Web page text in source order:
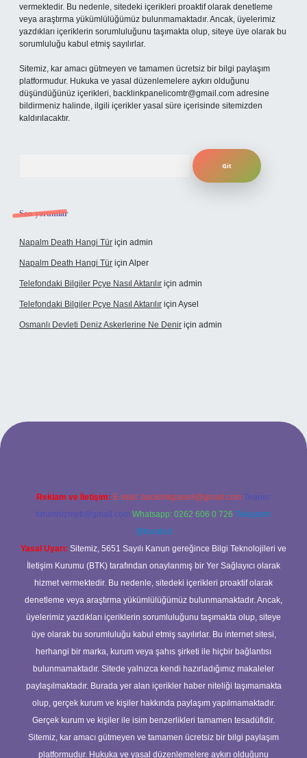
vermektedir. Bu nedenle, sitedeki içerikleri proaktif olarak denetleme
veya araştırma yükümlülüğümüz bulunmamaktadır. Ancak, üyelerimiz
yazdıkları içeriklerin sorumluluğunu taşımakta olup, siteye üye olarak bu
sorumluluğu kabul etmiş sayılırlar.
Sitemiz, kar amacı gütmeyen ve tamamen ücretsiz bir bilgi paylaşım
platformudur. Hukuka ve yasal düzenlemelere aykırı olduğunu
düşündüğünüz içerikleri, backlinkpanelicomtr@gmail.com adresine
bildirmeniz halinde, ilgili içerikler yasal süre içerisinde sitemizden
kaldırılacaktır.
Son yorumlar
Napalm Death Hangi Tür için admin
Napalm Death Hangi Tür için Alper
Telefondaki Bilgiler Pcye Nasıl Aktarılır için admin
Telefondaki Bilgiler Pcye Nasıl Aktarılır için Aysel
Osmanlı Devleti Deniz Askerlerine Ne Denir için admin
giriş
Reklam ve İletişim: E-mail: backlinkpaneli@gmail.com Teams:
forumhizmeti@gmail.com Whatsapp: 0262 606 0 726 Telegram:
@karabul
Yasal Uyarı: Sitemiz, 5651 Sayılı Kanun gereğince Bilgi Teknolojileri ve
İletişim Kurumu (BTK) tarafından onaylanmış bir Yer Sağlayıcı olarak
hizmet vermektedir. Bu nedenle, sitedeki içerikleri proaktif olarak
denetleme veya araştırma yükümlülüğümüz bulunmamaktadır. Ancak,
üyelerimiz yazdıkları içeriklerin sorumluluğunu taşımakta olup, siteye
üye olarak bu sorumluluğu kabul etmiş sayılırlar. Bu internet sitesi,
herhangi bir marka, kurum veya şahıs şirketi ile hiçbir bağlantısı
bulunmamaktadır. Sitede yalnızca kendi hazırladığımız makaleler
paylaşılmaktadır. Burada yer alan içerikler haber niteliği taşımamakta
olup, gerçek kurum ve kişiler hakkında paylaşım yapılmamaktadır.
Gerçek kurum ve kişiler ile isim benzerlikleri tamamen tesadüfidir.
Sitemiz, kar amacı gütmeyen ve tamamen ücretsiz bir bilgi paylaşım
platformudur. Hukuka ve yasal düzenlemelere aykırı olduğunu